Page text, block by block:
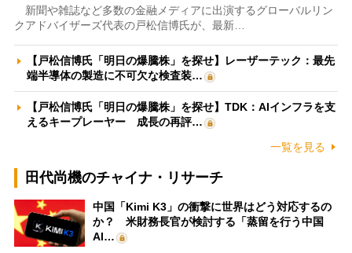
新聞や雑誌など多数の金融メディアに出演するグローバルリン
クアドバイザーズ代表の戸松信博氏が、最新…
【戸松信博氏「明日の爆騰株」を探せ】レーザーテック：最先
端半導体の製造に不可欠な検査装…
【戸松信博氏「明日の爆騰株」を探せ】TDK：AIインフラを支
えるキープレーヤー 成長の再評…
一覧を見る
田代尚機のチャイナ・リサーチ
中国「Kimi K3」の衝撃に世界はどう対応するの
か？ 米財務長官が検討する「蒸留を行う中国
AI…